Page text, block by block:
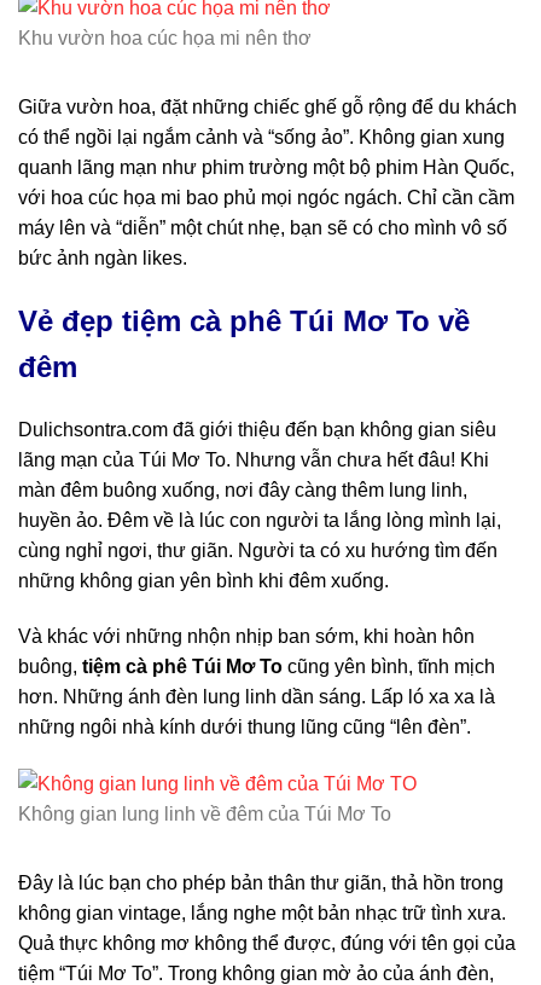
Khu vườn hoa cúc họa mi nên thơ
Giữa vườn hoa, đặt những chiếc ghế gỗ rộng để du khách
có thể ngồi lại ngắm cảnh và “sống ảo”. Không gian xung
quanh lãng mạn như phim trường một bộ phim Hàn Quốc,
với hoa cúc họa mi bao phủ mọi ngóc ngách. Chỉ cần cầm
máy lên và “diễn” một chút nhẹ, bạn sẽ có cho mình vô số
bức ảnh ngàn likes.
Vẻ đẹp tiệm cà phê Túi Mơ To về
đêm
Dulichsontra.com đã giới thiệu đến bạn không gian siêu
lãng mạn của Túi Mơ To. Nhưng vẫn chưa hết đâu! Khi
màn đêm buông xuống, nơi đây càng thêm lung linh,
huyền ảo. Đêm về là lúc con người ta lắng lòng mình lại,
cùng nghỉ ngơi, thư giãn. Người ta có xu hướng tìm đến
những không gian yên bình khi đêm xuống.
Và khác với những nhộn nhịp ban sớm, khi hoàn hôn
buông, tiệm cà phê Túi Mơ To cũng yên bình, tĩnh mịch
hơn. Những ánh đèn lung linh dần sáng. Lấp ló xa xa là
những ngôi nhà kính dưới thung lũng cũng “lên đèn”.
Không gian lung linh về đêm của Túi Mơ To
Đây là lúc bạn cho phép bản thân thư giãn, thả hồn trong
không gian vintage, lắng nghe một bản nhạc trữ tình xưa.
Quả thực không mơ không thể được, đúng với tên gọi của
tiệm “Túi Mơ To”. Trong không gian mờ ảo của ánh đèn,